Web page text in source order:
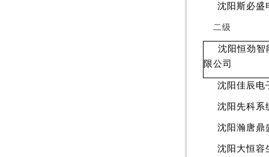
沈阳斯必盛
二级
沈阳恒劲智
限公司
沈阳佳辰电
沈阳先科系
沈阳瀚唐鼎
沈阳大恒容